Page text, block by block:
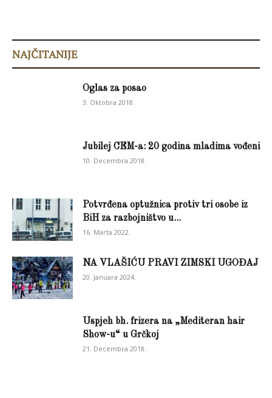
NAJČITANIJE
Oglas za posao
3. Oktobra 2018.
Jubilej CEM-a: 20 godina mladima vođeni
10. Decembra 2018.
Potvrđena optužnica protiv tri osobe iz
BiH za razbojništvo u...
16. Marta 2022.
NA VLAŠIĆU PRAVI ZIMSKI UGOĐAJ
20. Januara 2024.
Uspjeh bh. frizera na „Mediteran hair
Show-u“ u Grčkoj
21. Decembra 2018.